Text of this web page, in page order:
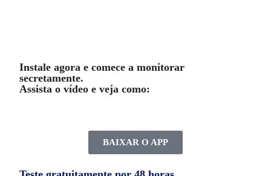
Instale agora e comece a monitorar
secretamente.
Assista o vídeo e veja como:
BAIXAR O APP